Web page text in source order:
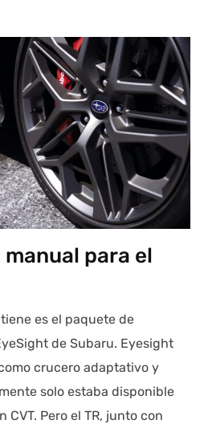
para el
es el paquete de
de Subaru. Eyesight
crucero adaptativo y
solo estaba disponible
CVT. Pero el TR, junto con